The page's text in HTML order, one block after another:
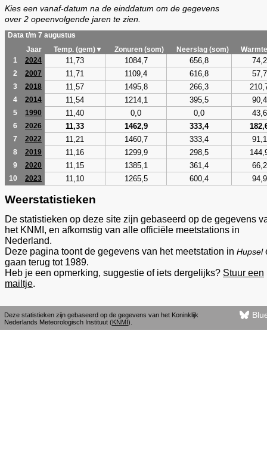
Kies een vanaf-datum na de einddatum om de gegevens
over 2 opeenvolgende jaren te zien.
Data t/m 7 augustus
Jaar
Temp. (gem)▼ Zonuren (som) Neerslag (som)
1
2024 11,73 1084,7 656,8 74,2
2 2007 11,71 1109,4 616,8 57,7
3 2018 11,57 1495,8 266,3
4 2014 11,54 1214,1 395,5 90,4
5 1990 11,40 0,0 0,0 43,6
6 2026 11,33 1462,9 333,4
7 2022 11,21 1460,7 333,4 91,1
8 2019 11,16 1299,9 298,5
9 2020 11,15 1385,1 361,4 66,2
10 2023 11,10 1265,5 600,4 94,9
Weerstatistieken
De statistieken op deze site zijn gebaseerd op de gegevens
het KNMI, en afkomstig van alle officiële meetstations in
Nederland.
Deze pagina toont de gegevens van het meetstation in Hupsel
gaan terug tot 1989.
Heb je een opmerking, suggestie of iets dergelijks? Stuur een
mailtje.
Deze statistieken zijn gebaseerd op de gegevens van het Koninklijk
Nederlands Meteorologisch Instituut (KNMI).